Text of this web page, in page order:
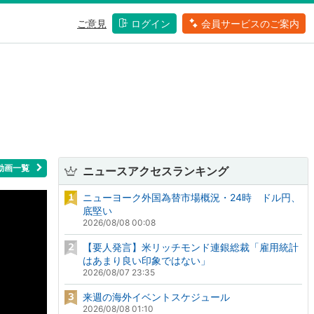
ご意見 ログイン 会員サービスのご案内
画一覧 ニュースアクセスランキング
ニューヨーク外国為替市場概況・24時 ドル円、
底堅い
2026/08/08 00:08
【要人発言】米リッチモンド連銀総裁「雇用統計
はあまり良い印象ではない」
2026/08/07 23:35
来週の海外イベントスケジュール
2026/08/08 01:10